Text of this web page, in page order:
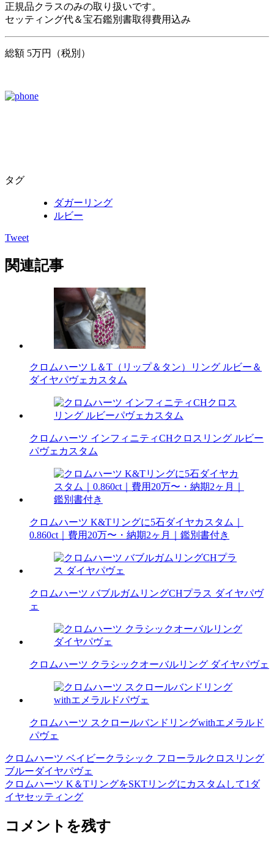
正規品クラスのみの取り扱いです。
セッティング代＆宝石鑑別書取得費用込み
総額 5万円（税別）
タグ
ダガーリング
ルビー
Tweet
関連記事
クロムハーツ L＆T（リップ＆タン）リング ルビー＆
ダイヤパヴェカスタム
クロムハーツ インフィニティCHクロスリング ルビー
パヴェカスタム
クロムハーツ K&Tリングに5石ダイヤカスタム｜
0.860ct｜費用20万〜・納期2ヶ月｜鑑別書付き
クロムハーツ バブルガムリングCHプラス ダイヤパヴ
ェ
クロムハーツ クラシックオーバルリング ダイヤパヴェ
クロムハーツ スクロールバンドリングwithエメラルド
パヴェ
投
稿
ナ
ビ
クロムハーツ ベイビークラシック フローラルクロスリング
ブルーダイヤパヴェ
クロムハーツ K＆TリングをSKTリングにカスタムして1ダ
イヤセッティング
コメントを残す